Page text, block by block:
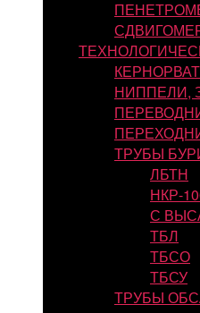
НИППЕЛИ,
ТРУБЫ
ЛБТН
НКР-
С
ТБЛ
ТБСО
ТБСУ
ТРУБЫ